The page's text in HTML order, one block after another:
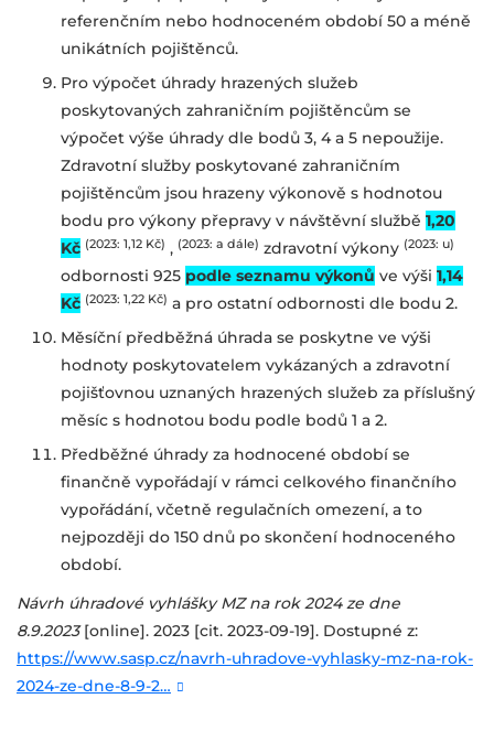
referenčním nebo hodnoceném období 50 a méně
unikátních pojištěnců.
Pro výpočet úhrady hrazených služeb
poskytovaných zahraničním pojištěncům se
výpočet výše úhrady dle bodů 3, 4 a 5 nepoužije.
Zdravotní služby poskytované zahraničním
pojištěncům jsou hrazeny výkonově s hodnotou
bodu pro výkony přepravy v návštěvní službě 1,20
Kč (2023: 1,12 Kč) , (2023: a dále) zdravotní výkony (2023: u)
odbornosti 925 podle seznamu výkonů ve výši 1,14
Kč (2023: 1,22 Kč) a pro ostatní odbornosti dle bodu 2.
Měsíční předběžná úhrada se poskytne ve výši
hodnoty poskytovatelem vykázaných a zdravotní
pojišťovnou uznaných hrazených služeb za příslušný
měsíc s hodnotou bodu podle bodů 1 a 2.
Předběžné úhrady za hodnocené období se
finančně vypořádají v rámci celkového finančního
vypořádání, včetně regulačních omezení, a to
nejpozději do 150 dnů po skončení hodnoceného
období.
Návrh úhradové vyhlášky MZ na rok 2024 ze dne
8.9.2023[online]. 2023 [cit. 2023-09-19]. Dostupné z:
https://www.sasp.cz/navrh-uhradove-vyhlasky-mz-na-rok-
2024-ze-dne-8-9-2…